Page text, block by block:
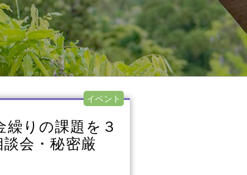
イベント
繰りの課題を３
会・秘密厳